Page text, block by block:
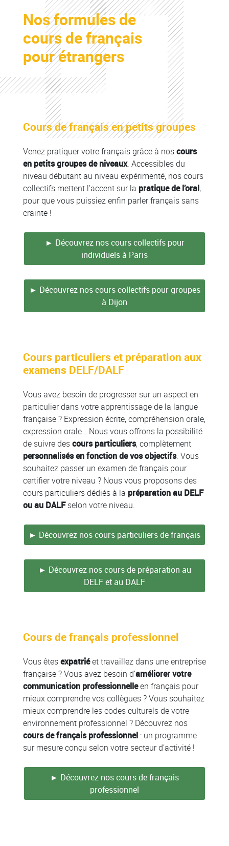
Colonne
Colonne
Nos formules de
cours de français
pour étrangers
Colonne
Colonne
Cours de français en petits groupes
Venez pratiquer votre français grâce à noscours
en petits groupes de niveaux. Accessibles du
niveau débutant au niveau expérimenté, nos cours
collectifs mettent l’accent sur la pratique de l’oral,
pour que vous puissiez enfin parler français sans
crainte !
► Découvrez nos cours collectifs pour
individuels à Paris
► Découvrez nos cours collectifs pour groupes
à Dijon
Cours particuliers et préparation aux
examens DELF/DALF
Vous avez besoin de progresser sur un aspect en
particulier dans votre apprentissage de la langue
française ? Expression écrite, compréhension orale,
expression orale… Nous vous offrons la possibilité
de suivre descours particuliers, complètement
personnalisés en fonction de vos objectifs. Vous
souhaitez passer un examen de français pour
certifier votre niveau ? Nous vous proposons des
cours particuliers dédiés à la préparation au DELF
ou au DALFselon votre niveau.
► Découvrez nos cours particuliers de français
► Découvrez nos cours de préparation au
DELF et au DALF
Cours de français professionnel
Vous êtesexpatriéet travaillez dans une entreprise
française ? Vous avez besoin d’améliorer votre
communication professionnelleen français pour
mieux comprendre vos collègues ? Vous souhaitez
mieux comprendre les codes culturels de votre
environnement professionnel ? Découvrez nos
cours de français professionnel : un programme
sur mesure conçu selon votre secteur d’activité !
► Découvrez nos cours de français
professionnel